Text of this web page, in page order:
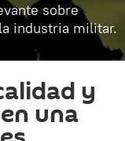
sobre
industria militar.
y
una